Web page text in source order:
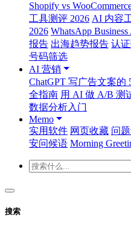
Shopify vs
工具测评 2026 AI 内容
2026 WhatsApp
报告 出海趋势报告 认
号码筛选
AI 营销
ChatGPT 写广告文案的
全指南 用 AI 做 A/B 测
数据分析入门
Memo
实用软件 网页收藏 问
安问候语 Morning
搜索